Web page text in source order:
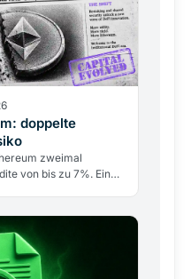
doppelte
zweimal
von bis zu 7%. Ein